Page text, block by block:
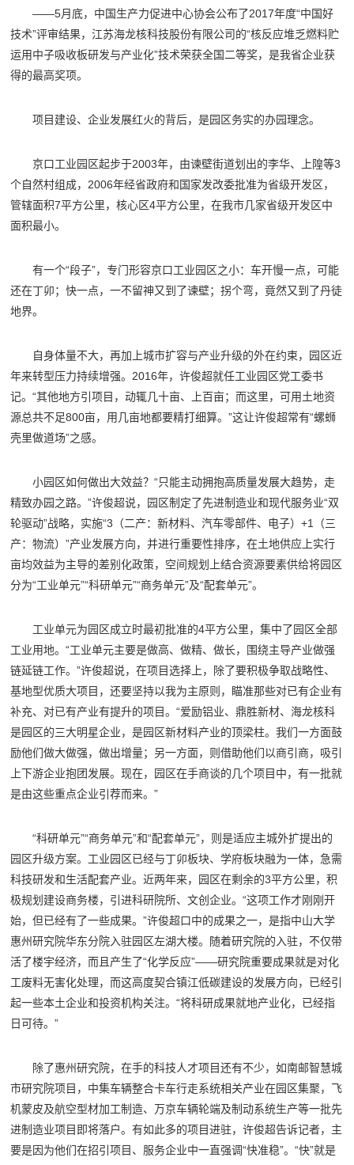
——5月底，中国生产力促进中心协会公布了2017年度“中国好
技术”评审结果，江苏海龙核科技股份有限公司的“核反应堆乏燃料贮
运用中子吸收板研发与产业化”技术荣获全国二等奖，是我省企业获
得的最高奖项。
项目建设、企业发展红火的背后，是园区务实的办园理念。
京口工业园区起步于2003年，由谏壁街道划出的李华、上隍等3
个自然村组成，2006年经省政府和国家发改委批准为省级开发区，
管辖面积7平方公里，核心区4平方公里，在我市几家省级开发区中
面积最小。
有一个“段子”，专门形容京口工业园区之小：车开慢一点，可能
还在丁卯；快一点，一不留神又到了谏壁；拐个弯，竟然又到了丹徒
地界。
自身体量不大，再加上城市扩容与产业升级的外在约束，园区近
年来转型压力持续增强。2016年，许俊超就任工业园区党工委书
记。“其他地方引项目，动辄几十亩、上百亩；而这里，可用土地资
源总共不足800亩，用几亩地都要精打细算。”这让许俊超常有“螺蛳
壳里做道场”之感。
小园区如何做出大效益？“只能主动拥抱高质量发展大趋势，走
精致办园之路。”许俊超说，园区制定了先进制造业和现代服务业“双
轮驱动”战略，实施“3（二产：新材料、汽车零部件、电子）+1（三
产：物流）”产业发展方向，并进行重要性排序，在土地供应上实行
亩均效益为主导的差别化政策，空间规划上结合资源要素供给将园区
分为“工业单元”“科研单元”“商务单元”及“配套单元”。
工业单元为园区成立时最初批准的4平方公里，集中了园区全部
工业用地。“工业单元主要是做高、做精、做长，围绕主导产业做强
链延链工作。”许俊超说，在项目选择上，除了要积极争取战略性、
基地型优质大项目，还要坚持以我为主原则，瞄准那些对已有企业有
补充、对已有产业有提升的项目。“爱励铝业、鼎胜新材、海龙核科
是园区的三大明星企业，是园区新材料产业的顶梁柱。我们一方面鼓
励他们做大做强，做出增量；另一方面，则借助他们以商引商，吸引
上下游企业抱团发展。现在，园区在手商谈的几个项目中，有一批就
是由这些重点企业引荐而来。”
“科研单元”“商务单元”和“配套单元”，则是适应主城外扩提出的
园区升级方案。工业园区已经与丁卯板块、学府板块融为一体，急需
科技研发和生活配套产业。近两年来，园区在剩余的3平方公里，积
极规划建设商务楼，引进科研院所、文创企业。“这项工作才刚刚开
始，但已经有了一些成果。”许俊超口中的成果之一，是指中山大学
惠州研究院华东分院入驻园区左湖大楼。随着研究院的入驻，不仅带
活了楼宇经济，而且产生了“化学反应”——研究院重要成果就是对化
工废料无害化处理，而这高度契合镇江低碳建设的发展方向，已经引
起一些本土企业和投资机构关注。“将科研成果就地产业化，已经指
日可待。”
除了惠州研究院，在手的科技人才项目还有不少，如南邮智慧城
市研究院项目，中集车辆整合卡车行走系统相关产业在园区集聚，飞
机蒙皮及航空型材加工制造、万京车辆轮端及制动系统生产等一批先
进制造业项目即将落户。有如此多的项目进驻，许俊超告诉记者，主
要是因为他们在招引项目、服务企业中一直强调“快准稳”。“快”就是